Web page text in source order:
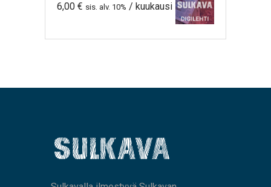
6,00 € sis. alv. 10% / kuukausi